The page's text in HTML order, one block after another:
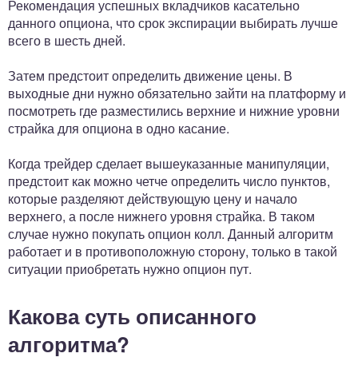
Рекомендация успешных вкладчиков касательно
данного опциона, что срок экспирации выбирать лучше
всего в шесть дней.
Затем предстоит определить движение цены. В
выходные дни нужно обязательно зайти на платформу и
посмотреть где разместились верхние и нижние уровни
страйка для опциона в одно касание.
Когда трейдер сделает вышеуказанные манипуляции,
предстоит как можно четче определить число пунктов,
которые разделяют действующую цену и начало
верхнего, а после нижнего уровня страйка. В таком
случае нужно покупать опцион колл. Данный алгоритм
работает и в противоположную сторону, только в такой
ситуации приобретать нужно опцион пут.
Какова суть описанного
алгоритма?